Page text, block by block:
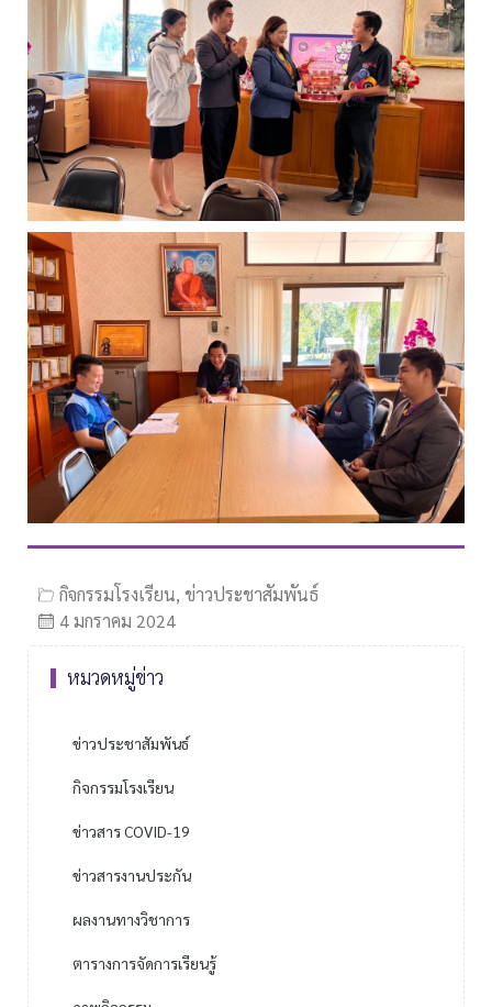
กิจกรรมโรงเรียน, ข่าวประชาสัมพันธ์
4 มกราคม 2024
หมวดหมู่ข่าว
ข่าวประชาสัมพันธ์
กิจกรรมโรงเรียน
ข่าวสาร COVID-19
ข่าวสารงานประกัน
ผลงานทางวิชาการ
ตารางการจัดการเรียนรู้